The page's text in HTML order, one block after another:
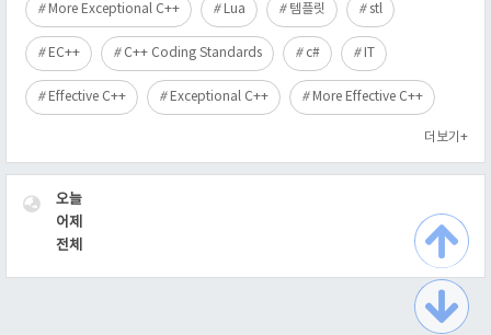
More Exceptional C++ Lua 템플릿 stl
EC++ C++ Coding Standards c# IT
Effective C++ Exceptional C++ More Effective C++
더보기+
VISITOR
오늘
어제
전체